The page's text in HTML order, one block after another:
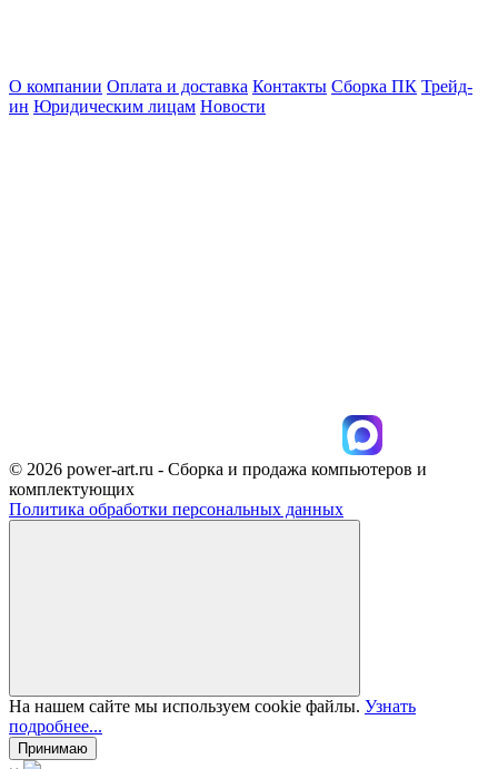
О компании Оплата и доставка Контакты Сборка ПК Трейд-
ин Юридическим лицам Новости
© 2026 power-art.ru - Сборка и продажа компьютеров и
комплектующих
Политика обработки персональных данных
На нашем сайте мы используем cookie файлы. Узнать
подробнее...
Принимаю